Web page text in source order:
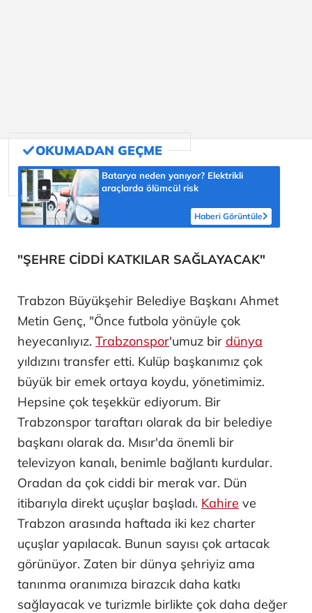
Batarya neden yanıyor? Elektrikli
araçlarda ölümcül risk
Haberi Görüntüle
"ŞEHRE CİDDİ KATKILAR SAĞLAYACAK"
Trabzon Büyükşehir Belediye Başkanı Ahmet
Metin Genç, "Önce futbola yönüyle çok
heyecanlıyız. Trabzonspor'umuz bir dünya
yıldızını transfer etti. Kulüp başkanımız çok
büyük bir emek ortaya koydu, yönetimimiz.
Hepsine çok teşekkür ediyorum. Bir
Trabzonspor taraftarı olarak da bir belediye
başkanı olarak da. Mısır'da önemli bir
televizyon kanalı, benimle bağlantı kurdular.
Oradan da çok ciddi bir merak var. Dün
itibarıyla direkt uçuşlar başladı. Kahire ve
Trabzon arasında haftada iki kez charter
uçuşlar yapılacak. Bunun sayısı çok artacak
görünüyor. Zaten bir dünya şehriyiz ama
tanınma oranımıza birazcık daha katkı
sağlayacak ve turizmle birlikte çok daha değer